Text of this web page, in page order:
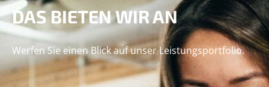
DAS BIETEN WIR AN
Werfen Sie einen Blick auf unser Leistungsportfolio.